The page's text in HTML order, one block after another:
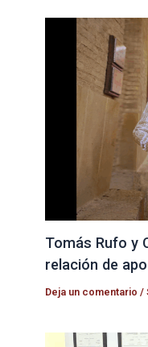
Tomás Rufo y
relación de
Deja un comentario /